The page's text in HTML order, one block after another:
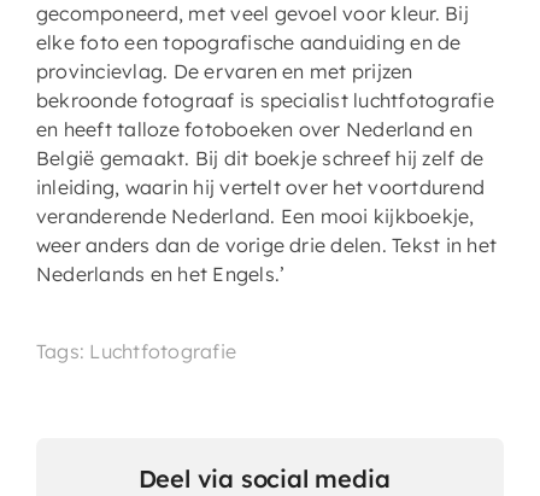
gecomponeerd, met veel gevoel voor kleur. Bij
elke foto een topografische aanduiding en de
provincievlag. De ervaren en met prijzen
bekroonde fotograaf is specialist luchtfotografie
en heeft talloze fotoboeken over Nederland en
België gemaakt. Bij dit boekje schreef hij zelf de
inleiding, waarin hij vertelt over het voortdurend
veranderende Nederland. Een mooi kijkboekje,
weer anders dan de vorige drie delen. Tekst in het
Nederlands en het Engels.’
Tags: Luchtfotografie
Deel via social media